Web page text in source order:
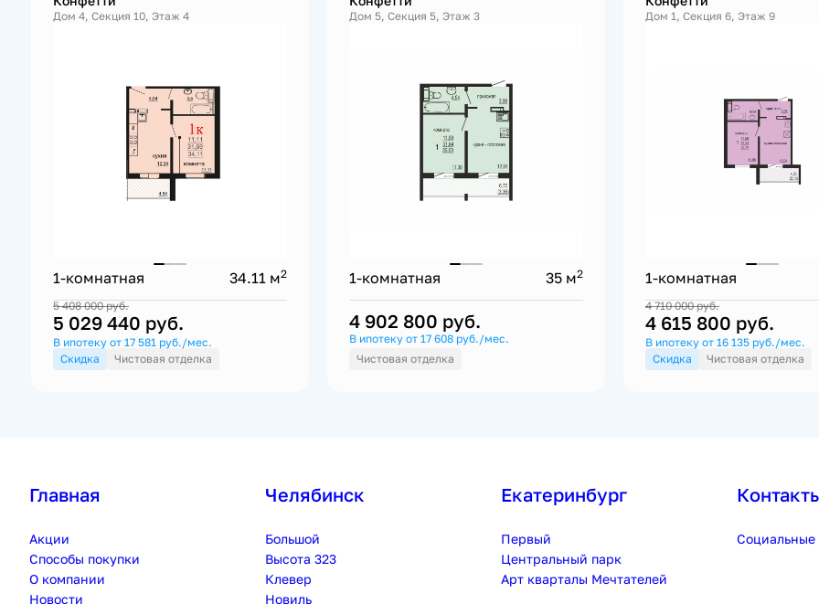
Дом 4, Секция 10, Этаж 4
1-комнатная 34.11 м2
5 408 000руб.
5 029 440 руб.
В ипотеку от 17 581 руб./мес.
Скидка
Чистовая отделка
Дом 5, Секция 5, Этаж 3
1-комнатная 35 м2
4 902 800 руб.
В ипотеку от 17 608 руб./мес.
Чистовая отделка
Дом 1, Секция 6, Этаж 9
1-комнатная
4 710 000руб.
4 615 800 руб.
В ипотеку от 16 135 руб./мес.
Скидка
Чистовая отделка
Главная
Акции
Способы покупки
О компании
Новости
Челябинск
Большой
Высота 323
Клевер
Новиль
Екатеринбург
Первый
Центральный парк
Арт кварталы Мечтателей
Социальные